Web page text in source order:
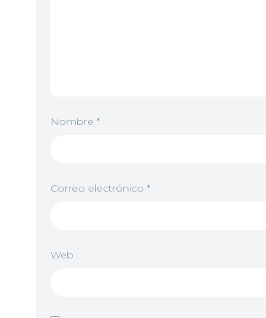
Nombre *
Correo electrónico *
Web